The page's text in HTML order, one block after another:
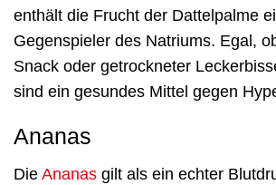
enthält die Frucht der Dattelpalme
Gegenspieler des Natriums. Egal,
Snack oder getrockneter
sind ein gesundes Mittel gegen
Ananas
Die Ananas gilt als ein echter